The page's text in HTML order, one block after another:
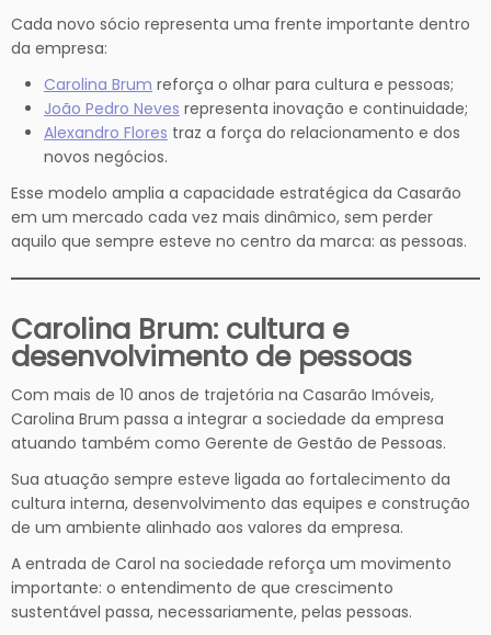
Cada novo sócio representa uma frente importante dentro
da empresa:
Carolina Brum reforça o olhar para cultura e pessoas;
João Pedro Neves representa inovação e continuidade;
Alexandro Flores traz a força do relacionamento e dos
novos negócios.
Esse modelo amplia a capacidade estratégica da Casarão
em um mercado cada vez mais dinâmico, sem perder
aquilo que sempre esteve no centro da marca: as pessoas.
Carolina Brum: cultura e
desenvolvimento de pessoas
Com mais de 10 anos de trajetória na Casarão Imóveis,
Carolina Brum passa a integrar a sociedade da empresa
atuando também como Gerente de Gestão de Pessoas.
Sua atuação sempre esteve ligada ao fortalecimento da
cultura interna, desenvolvimento das equipes e construção
de um ambiente alinhado aos valores da empresa.
A entrada de Carol na sociedade reforça um movimento
importante: o entendimento de que crescimento
sustentável passa, necessariamente, pelas pessoas.